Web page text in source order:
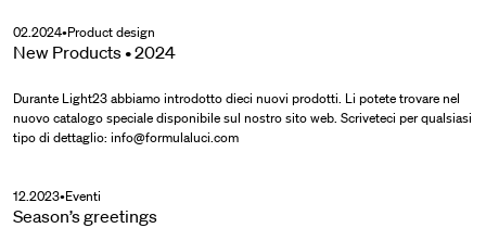
02.2024•Product design
New Products • 2024
Durante Light23 abbiamo introdotto dieci nuovi prodotti. Li potete trovare nel
nuovo catalogo speciale disponibile sul nostro sito web. Scriveteci per qualsiasi
tipo di dettaglio: info@formulaluci.com
12.2023•Eventi
Season’s greetings